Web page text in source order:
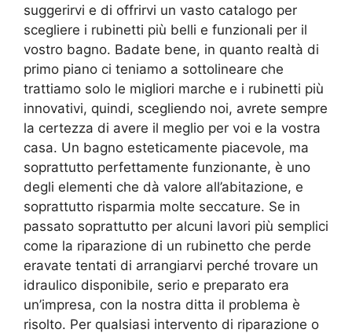
suggerirvi e di offrirvi un vasto catalogo per
scegliere i rubinetti più belli e funzionali per il
vostro bagno. Badate bene, in quanto realtà di
primo piano ci teniamo a sottolineare che
trattiamo solo le migliori marche e i rubinetti più
innovativi, quindi, scegliendo noi, avrete sempre
la certezza di avere il meglio per voi e la vostra
casa. Un bagno esteticamente piacevole, ma
soprattutto perfettamente funzionante, è uno
degli elementi che dà valore all’abitazione, e
soprattutto risparmia molte seccature. Se in
passato soprattutto per alcuni lavori più semplici
come la riparazione di un rubinetto che perde
eravate tentati di arrangiarvi perché trovare un
idraulico disponibile, serio e preparato era
un’impresa, con la nostra ditta il problema è
risolto. Per qualsiasi intervento di riparazione o